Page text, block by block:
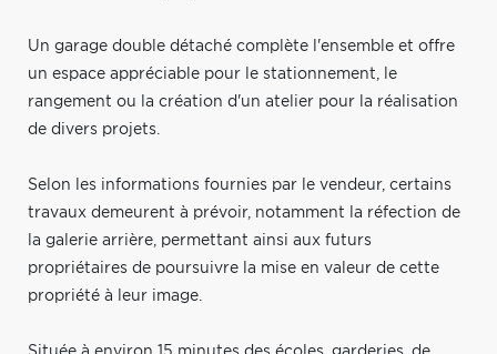
Un garage double détaché complète l'ensemble et offre
un espace appréciable pour le stationnement, le
rangement ou la création d'un atelier pour la réalisation
de divers projets.
Selon les informations fournies par le vendeur, certains
travaux demeurent à prévoir, notamment la réfection de
la galerie arrière, permettant ainsi aux futurs
propriétaires de poursuivre la mise en valeur de cette
propriété à leur image.